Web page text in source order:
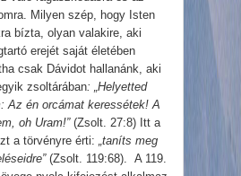
Milyen szép, hogy Isten
bízta, olyan valakire, aki
erejét saját életében
csak Dávidot hallanánk, aki
zsoltárában: „Helyetted
Az én orcámat keressétek! A
oh Uram!”(Zsolt. 27:8) Itt a
a törvényre érti: „taníts meg
(Zsolt. 119:68). A 119.